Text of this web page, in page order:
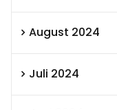
August 2024
Juli 2024